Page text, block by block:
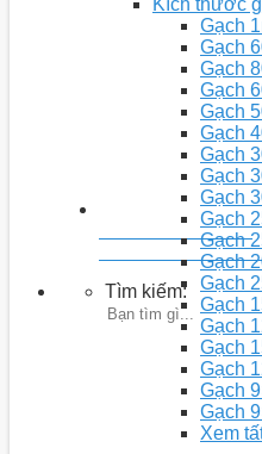
Youtobe: Nhà 5D
Kênh chia sẻ video kiến
Tìm kiếm:
Kích thước
Gạch
Gạch
Gạch
Gạch
Gạch
Gạch
Gạch
Gạch
Gạch
Gạch
Gạch
Gạch
Gạch
Gạch
Gạch
Gạch
Gạch
Gạch
Gạch
Xem